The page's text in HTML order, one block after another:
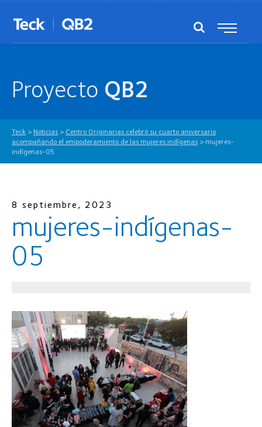
Proyecto QB2
Teck > Noticias > Centro Originarias celebró su cuarto aniversario
acompañando el empoderamiento de las mujeres indígenas > mujeres-
indígenas-05
8 septiembre, 2023
mujeres-indígenas-
05